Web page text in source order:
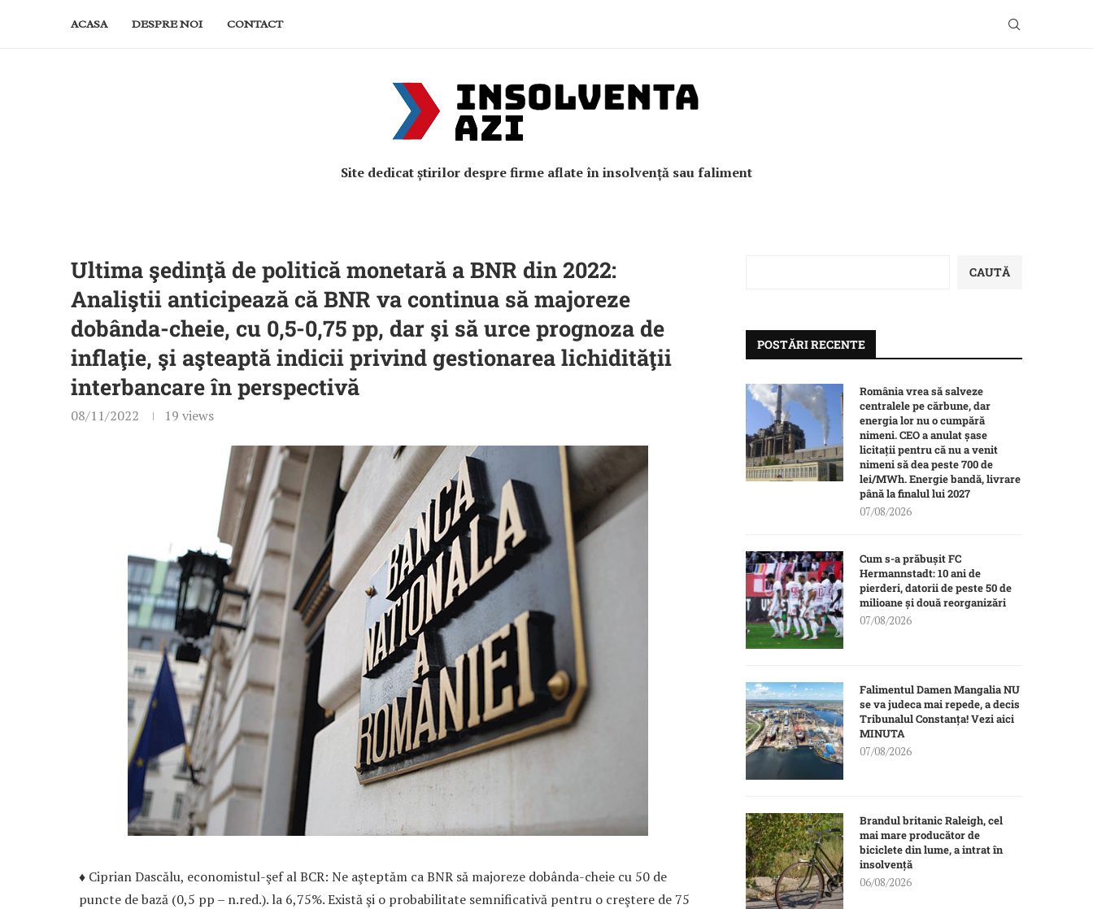
ACASA DESPRE NOI CONTACT
Site dedicat știrilor despre firme aflate în insolvență sau faliment
Ultima şedinţă de politică monetară a BNR din 2022:
Analiştii anticipează că BNR va continua să majoreze
dobânda-cheie, cu 0,5-0,75 pp, dar şi să urce prognoza de
inflaţie, şi aşteaptă indicii privind gestionarea lichidităţii
interbancare în perspectivă
08/11/2022 19 views
♦ Ciprian Dascălu, economistul-şef al BCR: Ne aşteptăm ca BNR să majoreze dobânda-cheie cu 50 de
puncte de bază (0,5 pp – n.red.). la 6,75%. Există şi o probabilitate semnificativă pentru o creştere de 75
CAUTĂ
POSTĂRI RECENTE
România vrea să salveze
centralele pe cărbune, dar
energia lor nu o cumpără
nimeni. CEO a anulat șase
licitații pentru că nu a venit
nimeni să dea peste 700 de
lei/MWh. Energie bandă, livrare
până la finalul lui 2027
07/08/2026
Cum s-a prăbușit FC
Hermannstadt: 10 ani de
pierderi, datorii de peste 50 de
milioane și două reorganizări
07/08/2026
Falimentul Damen Mangalia NU
se va judeca mai repede, a decis
Tribunalul Constanța! Vezi aici
MINUTA
07/08/2026
Brandul britanic Raleigh, cel
mai mare producător de
biciclete din lume, a intrat în
insolvență
06/08/2026